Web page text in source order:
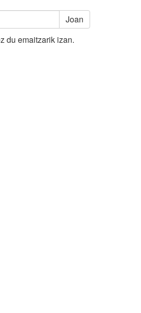
Joan
du emaitzarik izan.